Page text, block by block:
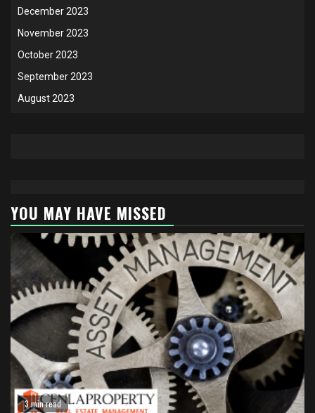
December 2023
November 2023
October 2023
September 2023
August 2023
YOU MAY HAVE MISSED
3 min read